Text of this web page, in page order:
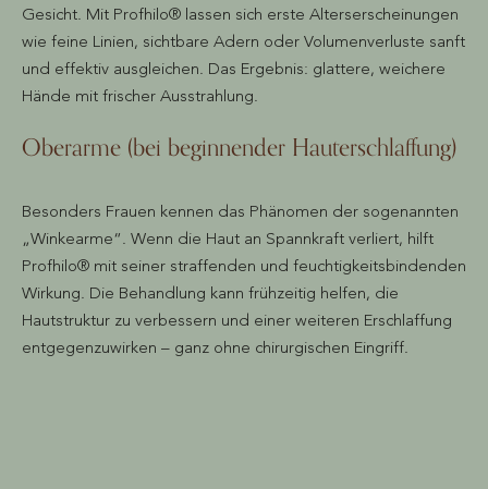
Gesicht. Mit Profhilo® lassen sich erste Alterserscheinungen
wie feine Linien, sichtbare Adern oder Volumenverluste sanft
und effektiv ausgleichen. Das Ergebnis: glattere, weichere
Hände mit frischer Ausstrahlung.
Oberarme (bei beginnender Hauterschlaffung)
Besonders Frauen kennen das Phänomen der sogenannten
„Winkearme“. Wenn die Haut an Spannkraft verliert, hilft
Profhilo® mit seiner straffenden und feuchtigkeitsbindenden
Wirkung. Die Behandlung kann frühzeitig helfen, die
Hautstruktur zu verbessern und einer weiteren Erschlaffung
entgegenzuwirken – ganz ohne chirurgischen Eingriff.